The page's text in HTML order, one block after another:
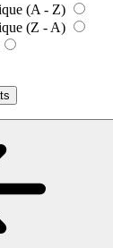
(A - Z)
(Z - A)